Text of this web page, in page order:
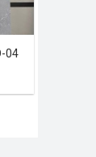
04